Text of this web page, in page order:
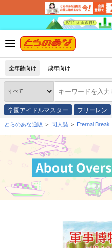
全年齢向け 成年向け
学園アイドルマスター フリーレン
とらのあな通販 同人誌 Eternal Break